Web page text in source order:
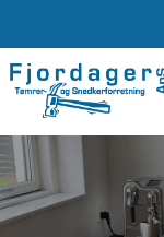
hovedindhold